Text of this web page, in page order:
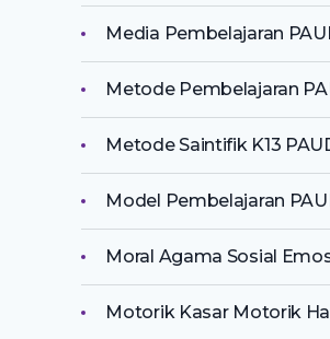
Media Pembelajaran
Metode Pembelajaran
Metode Saintifik K13
Model Pembelajaran
Moral Agama Sosial
Motorik Kasar Motorik